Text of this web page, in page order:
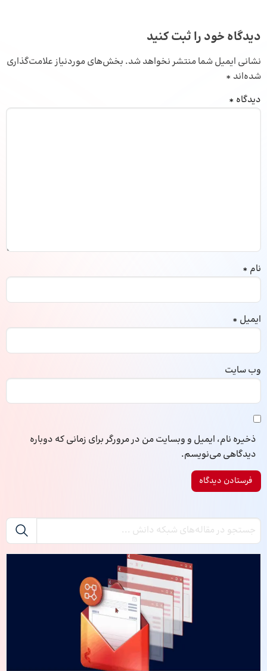
دیدگاه خود را ثبت کنید
نشانی ایمیل شما منتشر نخواهد شد. بخش‌های موردنیاز علامت‌گذاری
شده‌اند *
دیدگاه *
نام *
ایمیل *
وب‌ سایت
ذخیره نام، ایمیل و وبسایت من در مرورگر برای زمانی که دوباره
دیدگاهی می‌نویسم.